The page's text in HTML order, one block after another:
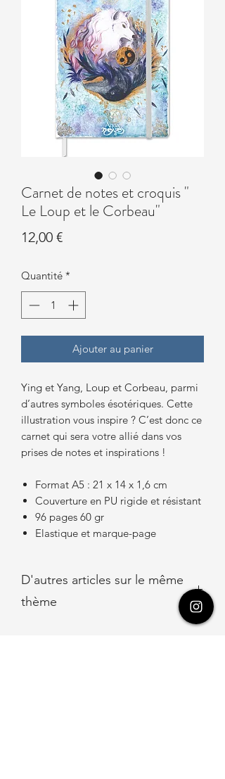
Carnet de notes et croquis "
Le Loup et le Corbeau"
12,00 €Prix
Quantité *
Ajouter au panier
Ying et Yang, Loup et Corbeau, parmi
d’autres symboles ésotériques. Cette
illustration vous inspire ? C’est donc ce
carnet qui sera votre allié dans vos
prises de notes et inspirations !
Format A5 : 21 x 14 x 1,6 cm
Couverture en PU rigide et résistant
96 pages 60 gr
Elastique et marque-page
D'autres articles sur le même
thème